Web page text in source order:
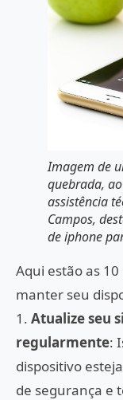
Imagem de
quebrada,
assistência
Campos,
de iphone
Aqui estão as
manter seu
1. Atualize seu
regularmente:
dispositivo
de segurança e